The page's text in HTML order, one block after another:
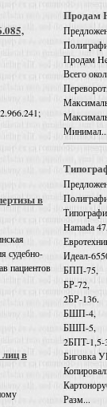
в
судебно-
пациентов
в
Продам
Продам
Всего
Минимал...
Hamada 47,
Идеал-
БПП-75,
БР-72,
2БР-136.
БШП-4,
БШП-5,
2БПТ-1,5-
Биговка
Разм...